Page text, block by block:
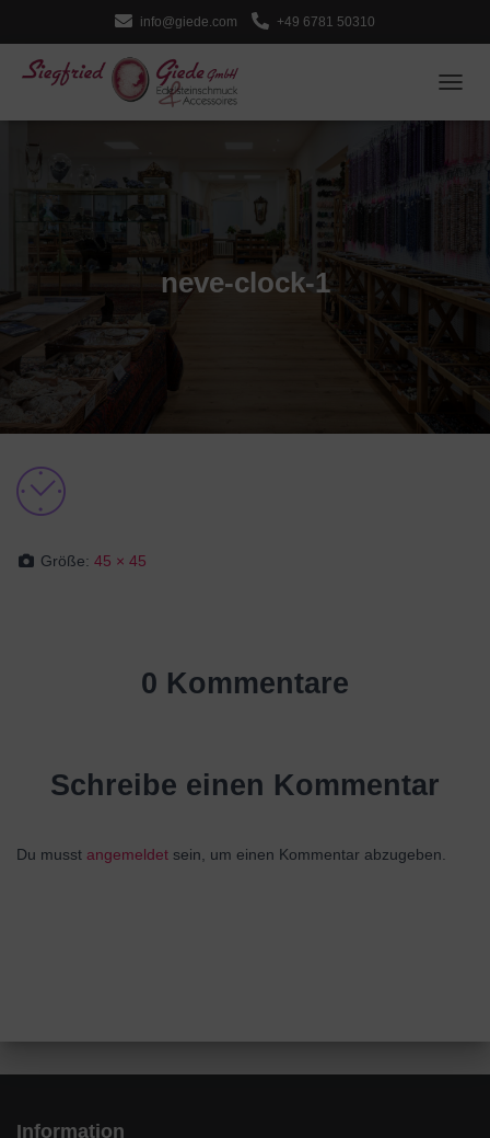
info@giede.com +49 6781 50310
neve-clock-1
Größe: 45 × 45
0 Kommentare
Schreibe einen Kommentar
Du musst angemeldet sein, um einen Kommentar abzugeben.
Information